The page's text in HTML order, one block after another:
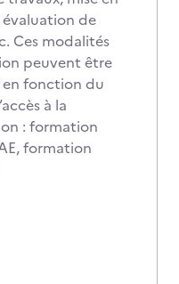
de
Ces modalités
peuvent être
fonction du
à la
: formation
formation